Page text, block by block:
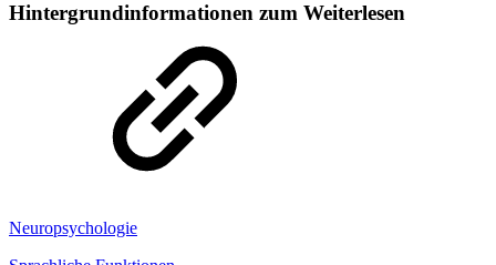
Hintergrundinformationen zum Weiterlesen
Neuropsychologie